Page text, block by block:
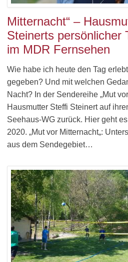
Mitternacht“ –
Steinerts persönlicher
im MDR Fernsehen
Wie habe ich heute den Tag
gegeben? Und mit welchen
Nacht? In der Sendereihe „Mut
Hausmutter Steffi Steinert auf
Seehaus-WG zurück. Hier geht
2020. „Mut vor Mitternacht„:
aus dem Sendegebiet…